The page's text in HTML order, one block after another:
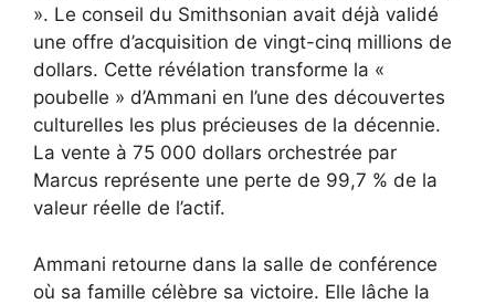
». Le conseil du Smithsonian avait déjà validé
une offre d’acquisition de vingt-cinq millions de
dollars. Cette révélation transforme la «
poubelle » d’Ammani en l’une des découvertes
culturelles les plus précieuses de la décennie.
La vente à 75 000 dollars orchestrée par
Marcus représente une perte de 99,7 % de la
valeur réelle de l’actif.
Ammani retourne dans la salle de conférence
où sa famille célèbre sa victoire. Elle lâche la